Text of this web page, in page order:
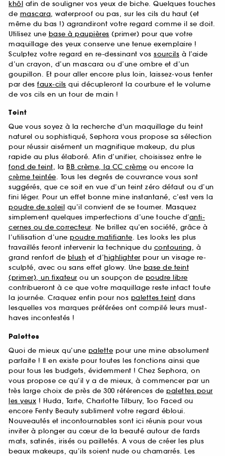
khôl afin de souligner vos yeux de biche. Quelques touches
de mascara, waterproof ou pas, sur les cils du haut (et
même du bas !) agrandiront votre regard comme il se doit.
Utilisez une base à paupières (primer) pour que votre
maquillage des yeux conserve une tenue exemplaire !
Sculptez votre regard en re-dessinant vos sourcils à l’aide
d’un crayon, d’un mascara ou d’une ombre et d’un
goupillon. Et pour aller encore plus loin, laissez-vous tenter
par des faux-cils qui décupleront la courbure et le volume
de vos cils en un tour de main !
Teint
Que vous soyez à la recherche d'un maquillage du teint
naturel ou sophistiqué, Sephora vous propose sa sélection
pour réussir aisément un magnifique makeup, du plus
rapide au plus élaboré. Afin d’unifier, choisissez entre le
fond de teint, la BB crème, la CC crème ou encore la
crème teintée. Tous les degrés de couvrance vous sont
suggérés, que ce soit en vue d’un teint zéro défaut ou d’un
fini léger. Pour un effet bonne mine instantané, c’est vers la
poudre de soleil qu’il convient de se tourner. Masquez
simplement quelques imperfections d’une touche d’anti-
cernes ou de correcteur. Ne brillez qu’en société, grâce à
l’utilisation d’une poudre matifiante. Les looks les plus
travaillés feront intervenir la technique du contouring, à
grand renfort de blush et d’highlighter pour un visage re-
sculpté, avec ou sans effet glowy. Une base de teint
(primer), un fixateur ou un soupçon de poudre libre
contribueront à ce que votre maquillage reste intact toute
la journée. Craquez enfin pour nos palettes teint dans
lesquelles vos marques préférées ont compilé leurs must-
haves incontestés !
Palettes
Quoi de mieux qu’une palette pour une mine absolument
parfaite ! Il en existe pour toutes les fonctions ainsi que
pour tous les budgets, évidemment ! Chez Sephora, on
vous propose ce qu’il y a de mieux, à commencer par un
très large choix de près de 300 références de palettes pour
les yeux ! Huda, Tarte, Charlotte Tilbury, Too Faced ou
encore Fenty Beauty subliment votre regard ébloui.
Nouveautés et incontournables sont ici réunis pour vous
inviter à plonger au cœur de la beauté autour de fards
mats, satinés, irisés ou pailletés. A vous de créer les plus
beaux makeups, qu’ils soient nude ou chamarrés. Les